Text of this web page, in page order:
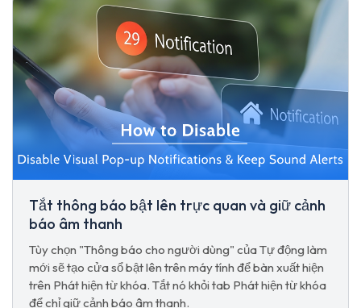
Tắt thông báo bật lên trực quan và giữ cảnh
báo âm thanh
Tùy chọn "Thông báo cho người dùng" của Tự động làm
mới sẽ tạo cửa sổ bật lên trên máy tính để bàn xuất hiện
trên Phát hiện từ khóa. Tắt nó khỏi tab Phát hiện từ khóa
để chỉ giữ cảnh báo âm thanh.